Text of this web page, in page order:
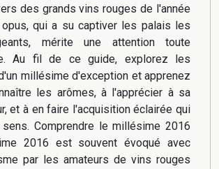
des grands vins rouges de l'année
qui a su captiver les palais les
mérite une attention toute
Au fil de ce guide, explorez les
millésime d'exception et apprenez
les arômes, à l'apprécier à sa
et à en faire l'acquisition éclairée qui
Comprendre le millésime 2016
2016 est souvent évoqué avec
par les amateurs de vins rouges